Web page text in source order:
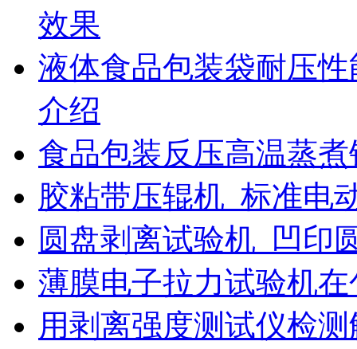
效果
液体食品包装袋耐压
介绍
食品包装反压高温蒸
胶粘带压辊机_标准电
圆盘剥离试验机_凹印
薄膜电子拉力试验机
用剥离强度测试仪检